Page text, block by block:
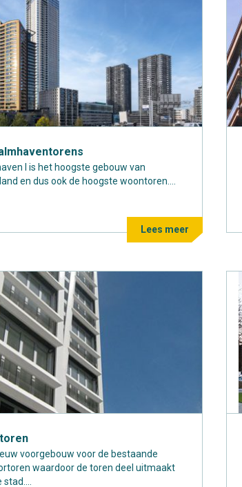
I is het hoogste gebouw van
en dus ook de hoogste woontoren....
Lees meer
voorgebouw voor de bestaande
waardoor de toren deel uitmaakt